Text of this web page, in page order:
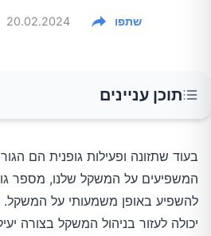
20.02.2024 שתפו
תוכן עניינים
1. חוסר שינה
2. לחץ נפשי
בעוד שתזונה ופעילות גופנית הם
המשפיעים על המשקל שלנו, מספר
להשפיע באופן משמעותי על המשקל.
יכולה לעזור בניהול המשקל בצורה